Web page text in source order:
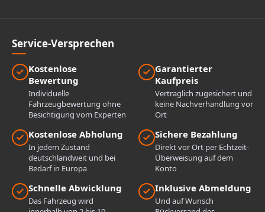
Service-Versprechen
Kostenlose
Bewertung
Individuelle
Fahrzeugbewertung ohne
Besichtigung vom Experten
Garantierter
Kaufpreis
Vertraglich zugesichert und
keine Nachverhandlung vor
Ort
Kostenlose Abholung
In jedem Zustand
deutschlandweit und bei
Bedarf in Europa
Sichere Bezahlung
Direkt vor Ort per Echtzeit-
Überweisung auf dem
Konto
Schnelle Abwicklung
Das Fahrzeug wird
Inklusive Abmeldung
Und auf Wunsch